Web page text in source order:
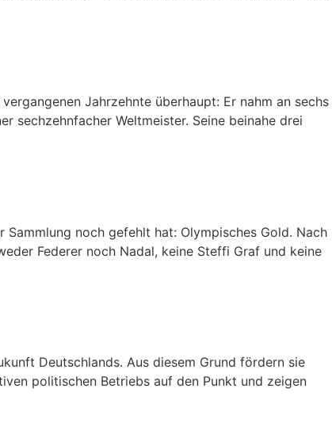
Jahrzehnte überhaupt: Er nahm an sechs
sechzehnfacher Weltmeister. Seine beinahe drei
noch gefehlt hat: Olympisches Gold. Nach
Federer noch Nadal, keine Steffi Graf und keine
Deutschlands. Aus diesem Grund fördern sie
politischen Betriebs auf den Punkt und zeigen